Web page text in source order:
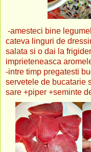
-amesteci bine
cateva linguri de
salata si o dai la
imprieteneasca
-intre timp pregatesti
servetele de bucatarie
sare +piper +seminte